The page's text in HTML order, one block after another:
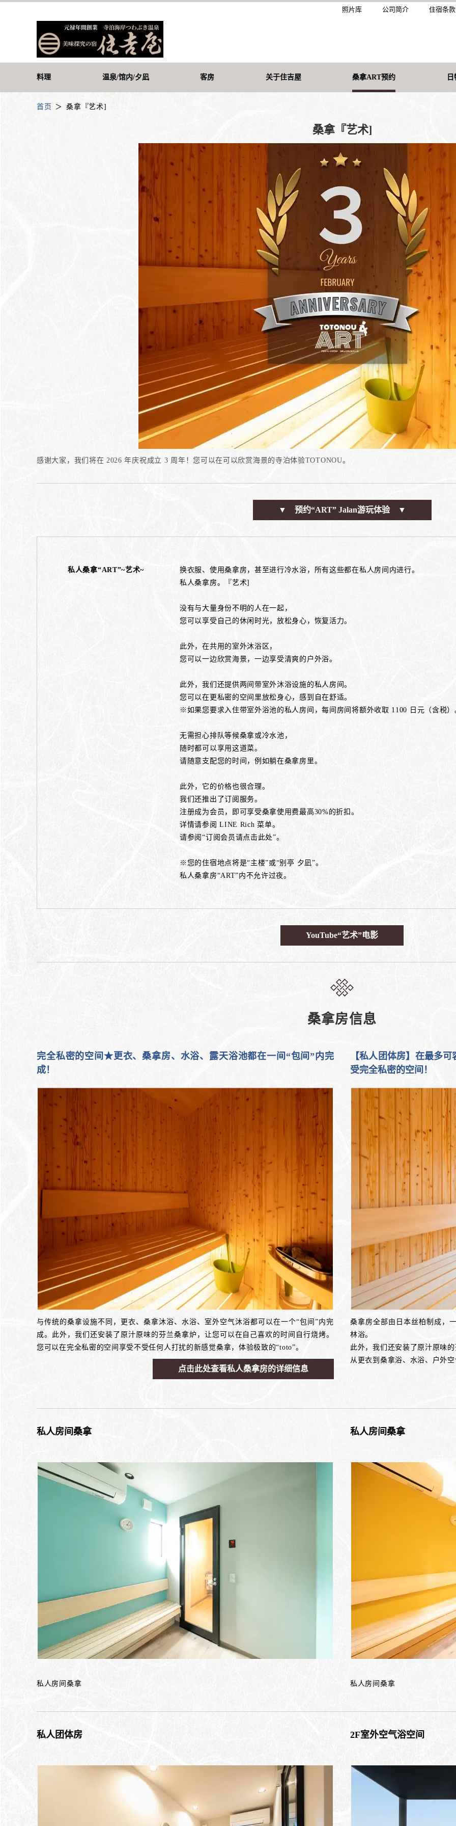
照片库 公司简介 住宿条款
料理 温泉/馆内/夕凪 客房 关于住吉屋 桑拿ART预约
首页 桑拿『艺术]
桑拿『艺术]
感谢大家，我们将在 2026 年庆祝成立 3 周年！您可以在可以欣赏海景的寺泊体验TOTONOU。
▼ 预约“ART” Jalan游玩体验 ▼
私人桑拿“ART”~艺术~
换衣服、使用桑拿房，甚至进行冷水浴，所有这些都在私人房间内进行。
私人桑拿房。『艺术]
没有与大量身份不明的人在一起，
您可以享受自己的休闲时光，放松身心，恢复活力。
此外，在共用的室外沐浴区，
您可以一边欣赏海景，一边享受清爽的户外浴。
此外，我们还提供两间带室外沐浴设施的私人房间。
您可以在更私密的空间里放松身心，感到自在舒适。
※如果您要求入住带室外浴池的私人房间，每间房间将额外收取 1100 日元（含税）
无需担心排队等候桑拿或冷水池，
随时都可以享用这道菜。
请随意支配您的时间，例如躺在桑拿房里。
此外，它的价格也很合理。
我们还推出了订阅服务。
注册成为会员，即可享受桑拿使用费最高30%的折扣。
详情请参阅 LINE Rich 菜单。
请参阅“订阅会员请点击此处”。
※您的住宿地点将是“主楼”或“别亭 夕凪”。
私人桑拿房“ART”内不允许过夜。
YouTube“艺术”电影
桑拿房信息
完全私密的空间★更衣、桑拿房、水浴、露天浴池都在一间“包间”内完
成！
与传统的桑拿设施不同，更衣、桑拿沐浴、水浴、室外空气沐浴都可以在一个“包间”内完
成。此外，我们还安装了原汁原味的芬兰桑拿炉，让您可以在自己喜欢的时间自行烧烤。
您可以在完全私密的空间享受不受任何人打扰的新感觉桑拿，体验极致的“toto”。
点击此处查看私人桑拿房的详细信息
【私人团体房】在最多
受完全私密的空间！
桑拿房全部由日本丝柏制成，
林浴。
此外，我们还安装了原汁原味
从更衣到桑拿浴、水浴、户外
私人房间桑拿
私人房间桑拿
私人房间桑拿
私人房间桑拿
私人团体房 2F室外空气浴空间